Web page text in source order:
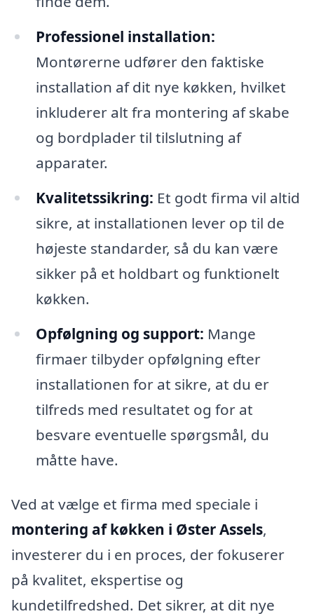
Professionel installation:
Montørerne udfører den faktiske
installation af dit nye køkken, hvilket
inkluderer alt fra montering af skabe
og bordplader til tilslutning af
apparater.
Kvalitetssikring: Et godt firma vil altid
sikre, at installationen lever op til de
højeste standarder, så du kan være
sikker på et holdbart og funktionelt
køkken.
Opfølgning og support: Mange
firmaer tilbyder opfølgning efter
installationen for at sikre, at du er
tilfreds med resultatet og for at
besvare eventuelle spørgsmål, du
måtte have.
Ved at vælge et firma med speciale i
montering af køkken i Øster Assels,
investerer du i en proces, der fokuserer
på kvalitet, ekspertise og
kundetilfredshed. Det sikrer, at dit nye